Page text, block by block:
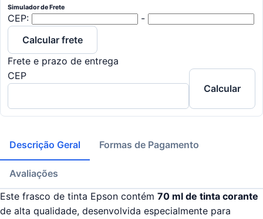
Simulador de Frete
CEP:
-
Calcular frete
Frete e prazo de entrega
CEP
Calcular
Descrição Geral Formas de Pagamento
Avaliações
Este frasco de tinta Epson contém 70 ml de tinta corante
de alta qualidade, desenvolvida especialmente para